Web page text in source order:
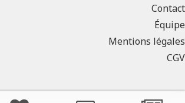
Contact
Équipe
Mentions légales
CGV